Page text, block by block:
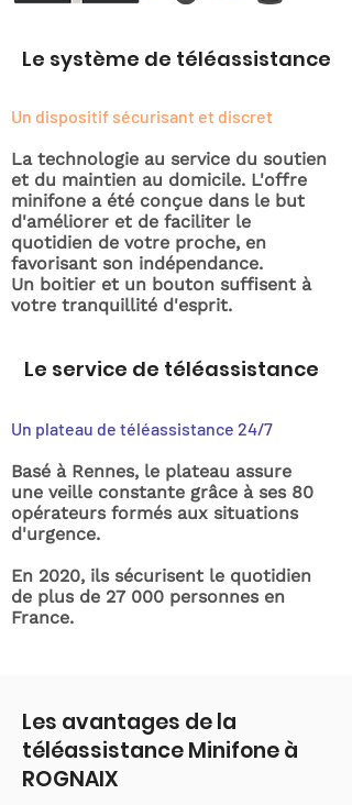
Le système de téléassistance
Un dispositif sécurisant et discret
La technologie au service du soutien
et du maintien au domicile. L'offre
minifone a été conçue dans le but
d'améliorer et de faciliter le
quotidien de votre proche, en
favorisant son indépendance.
Un boitier et un bouton suffisent à
votre tranquillité d'esprit.
Le service de téléassistance
Un plateau de téléassistance 24/7
Basé à Rennes, le plateau assure
une veille constante grâce à ses 80
opérateurs formés aux situations
d'urgence.
En 2020, ils sécurisent le quotidien
de plus de 27 000 personnes en
France.
Les avantages de la
téléassistance Minifone à
ROGNAIX